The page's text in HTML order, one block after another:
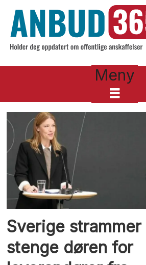
Meny
Tag:
sverige
Sverige
stenge døren for